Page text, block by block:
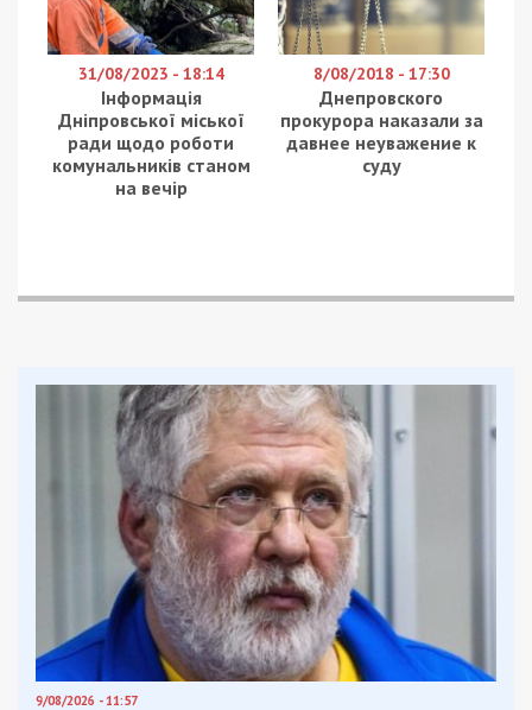
31/08/2023 - 18:14
Інформація
Дніпровської міської
ради щодо роботи
комунальників станом
на вечір
8/08/2018 - 17:30
Днепровского
прокурора наказали за
давнее неуважение к
суду
9/08/2026 - 11:57